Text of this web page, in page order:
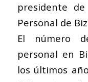
presidente
Personal de
El número
personal en
los últimos